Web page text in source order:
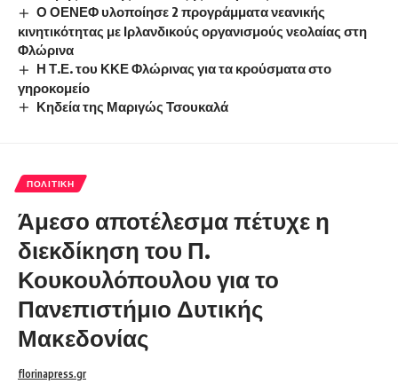
Ο ΟΕΝΕΦ υλοποίησε 2 προγράμματα νεανικής
κινητικότητας με Ιρλανδικούς οργανισμούς νεολαίας στη
Φλώρινα
Η Τ.Ε. του ΚΚΕ Φλώρινας για τα κρούσματα στο
γηροκομείο
Κηδεία της Μαριγώς Τσουκαλά
ΠΟΛΙΤΙΚΉ
Άμεσο αποτέλεσμα πέτυχε η
διεκδίκηση του Π.
Κουκουλόπουλου για το
Πανεπιστήμιο Δυτικής
Μακεδονίας
florinapress.gr